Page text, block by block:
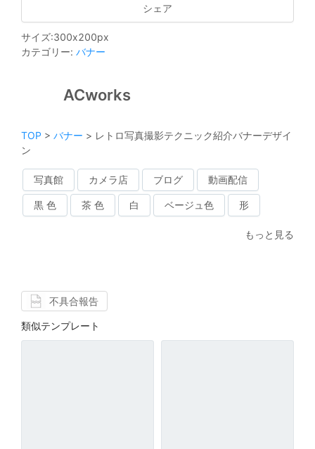
シェア
サイズ:300x200px
カテゴリー: バナー
ACworks
TOP > バナー > レトロ写真撮影テクニック紹介バナーデザイ
ン
写真館 カメラ店 ブログ 動画配信
黒 色 茶 色 白 ベージュ色 形
もっと見る
不具合報告
類似テンプレート